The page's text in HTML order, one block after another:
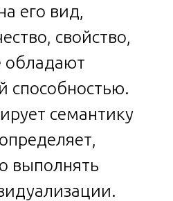
его вид,
свойство,
обладают
способностью.
семантику
выполнять